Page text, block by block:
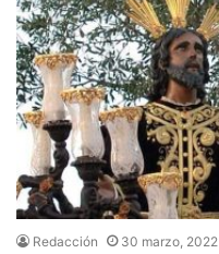
Redacción 30 marzo, 2022